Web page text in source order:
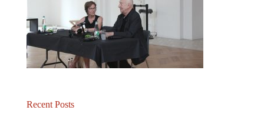
Recent Posts